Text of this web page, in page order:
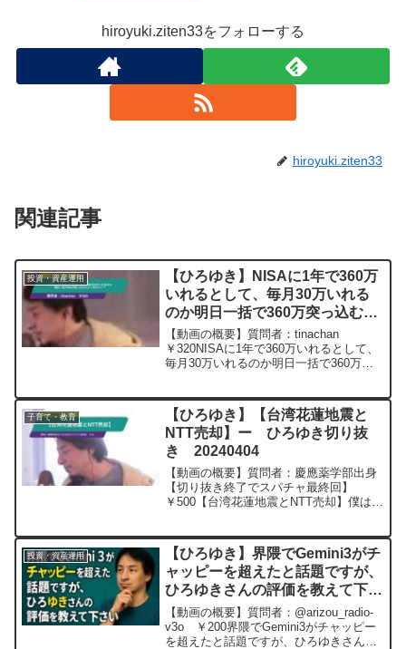
hiroyuki.ziten33をフォローする
hiroyuki.ziten33
関連記事
投資・資産運用
【ひろゆき】NISAに1年で360万
いれるとして、毎月30万いれる
のか明日一括で360万突っ込むの
どっちがいい？ー ひろゆき切り
抜き 20240112
【動画の概要】質問者：tinachan
￥320NISAに1年で360万いれるとして、
毎月30万いれるのか明日一括で360万突
よ、その３。Erdingerを呑みながら...
子育て・教育
【ひろゆき】【台湾花蓮地震と
NTT売却】ー ひろゆき切り抜
き 20240404
【動画の概要】質問者：慶應薬学部出身
【切り抜き終了でスパチャ最終回】
￥500【台湾花蓮地震とNTT売却】僕は慶
トや電話回線は災害時に重要で,Twitterが
イーロ...
投資・資産運用
【ひろゆき】界隈でGemini3がチ
ャッピーを超えたと話題ですが、
ひろゆきさんの評価を教えて下さ
いー ひろゆき切り抜き
202051129
【動画の概要】質問者：@arizou_radio-
v3o ￥200界隈でGemini3がチャッピー
を超えたと話題ですが、ひろゆきさんの